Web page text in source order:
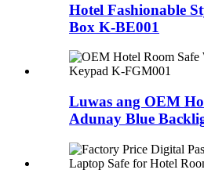
Hotel Fashionable
Box K-BE001
Luwas ang OEM
Adunay Blue